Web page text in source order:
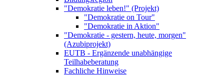
"Demokratie leben!" (Projekt)
"Demokratie on Tour"
"Demokratie in Aktion"
"Demokratie - gestern, heute, morgen"
(Azubiprojekt)
EUTB - Ergänzende unabhängige
Teilhabeberatung
Fachliche Hinweise